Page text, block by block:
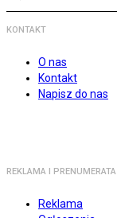
KONTAKT
O nas
Kontakt
Napisz do nas
REKLAMA I PRENUMERATA
Reklama